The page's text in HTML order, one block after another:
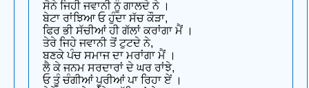
ਸੋਨੇ ਜਿਹੀ ਜਵਾਨੀ ਨੂੰ ਗਾਲਦੇ ਨੇ ।
ਬੇਟਾ ਰਾਂਝਿਆ ਓ ਹੁੰਦਾ ਸੱਚ ਕੌੜਾ,
ਫਿਰ ਭੀ ਸੱਚੀਆਂ ਹੀ ਗੱਲਾਂ ਕਰਾਂਗਾ ਮੈਂ ।
ਤੇਰੇ ਜਿਹੇ ਜਵਾਨੀ ਤੋਂ ਟੁਟਦੇ ਨੇ,
ਬਣਕੇ ਪੰਚ ਸਮਾਜ ਦਾ ਮਰਾਂਗਾ ਮੈਂ ।
ਲੈ ਕੇ ਜਨਮ ਸਰਦਾਰਾਂ ਦੇ ਘਰ ਰਾਂਝੇ,
ਓ ਤੂੰ ਚੰਗੀਆਂ ਪੂਰੀਆਂ ਪਾ ਰਿਹਾ ਏਂ ।